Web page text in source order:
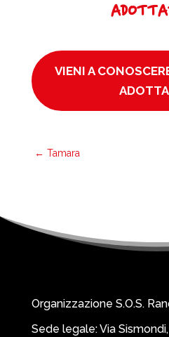
VIENI A
← Tamara
Organizzazione S.O.S.
Sede legale: Via